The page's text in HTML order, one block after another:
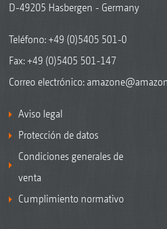
D-49205 Hasbergen - Germany
Teléfono:+49 (0)5405 501-0
Fax: +49 (0)5405 501-147
Correo electrónico:
Aviso legal
Protección de datos
Condiciones generales de
venta
Cumplimiento normativo